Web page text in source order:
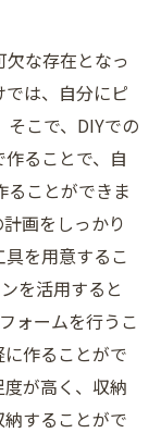
な存在となっ
は、自分にピ
こで、DIYでの
ることで、自
ことができま
画をしっかり
を用意するこ
を活用すると
ォームを行うこ
作ることがで
が高く、収納
することがで